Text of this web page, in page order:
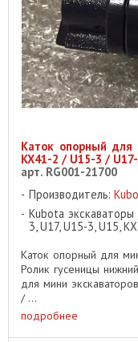
Каток опорный для
KX41-2 / U15-3 /
арт. RG001-21700
Производитель:
Kubota
3, U17, U15-3, U15,
Каток опорный для
Ролик гусеницы
для мини
/ ...
подробнее